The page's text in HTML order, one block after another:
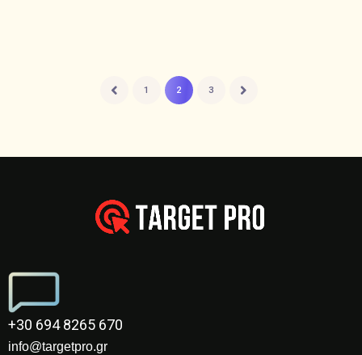
1 2 3
+30 694 8265 670
info@targetpro.gr